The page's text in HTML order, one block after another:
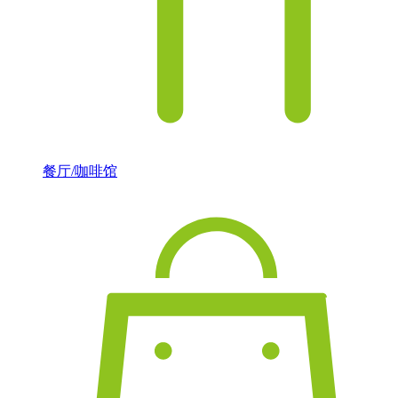
餐厅/咖啡馆